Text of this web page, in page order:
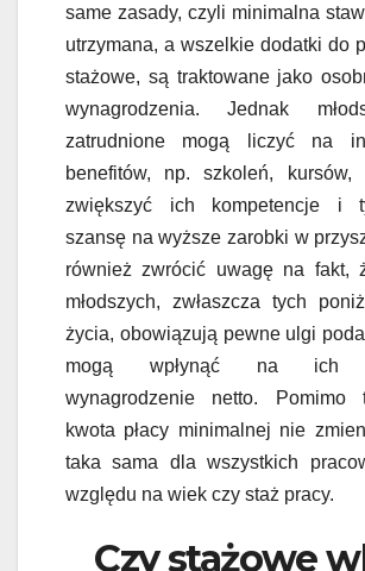
same zasady, czyli minimalna
utrzymana, a wszelkie dodatki do
stażowe, są traktowane jako
wynagrodzenia. Jednak
zatrudnione mogą liczyć na
benefitów, np. szkoleń, kursów,
zwiększyć ich kompetencje i
szansę na wyższe zarobki w
również zwrócić uwagę na fakt,
młodszych, zwłaszcza tych
życia, obowiązują pewne ulgi
mogą wpłynąć na ich
wynagrodzenie netto. Pomimo
kwota płacy minimalnej nie
taka sama dla wszystkich
względu na wiek czy staż pracy.
Czy stażowe